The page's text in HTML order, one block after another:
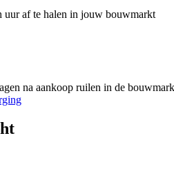
uur af te halen in jouw bouwmarkt
na aankoop ruilen in de